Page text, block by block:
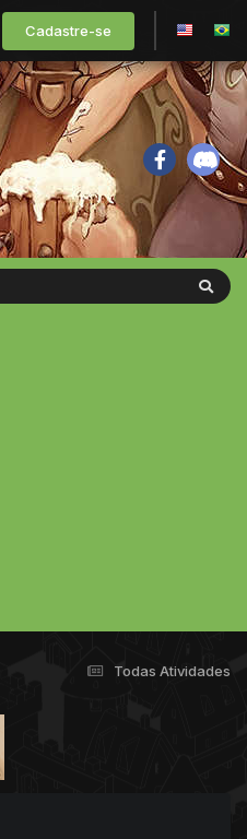
Cadastre-se
Todas Atividades